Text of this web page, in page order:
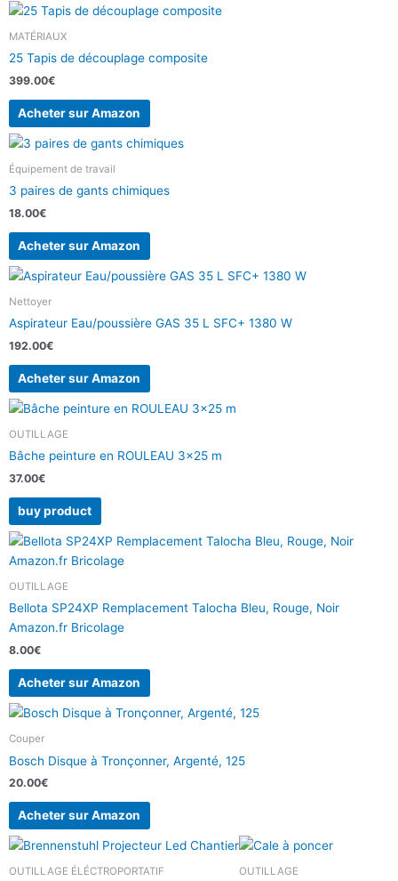
MATÉRIAUX
25 Tapis de découplage composite
399.00€
Acheter sur Amazon
Équipement de travail
3 paires de gants chimiques
18.00€
Acheter sur Amazon
Nettoyer
Aspirateur Eau/poussière GAS 35 L SFC+ 1380 W
192.00€
Acheter sur Amazon
OUTILLAGE
Bâche peinture en ROULEAU 3×25 m
37.00€
buy product
OUTILLAGE
Bellota SP24XP Remplacement Talocha Bleu, Rouge, Noir
Amazon.fr Bricolage
8.00€
Acheter sur Amazon
Couper
Bosch Disque à Tronçonner, Argenté, 125
20.00€
Acheter sur Amazon
OUTILLAGE ÉLÉCTROPORTATIF OUTILLAGE